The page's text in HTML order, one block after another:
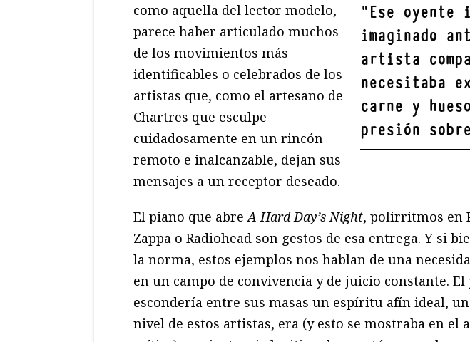
"Ese
imaginado
artista
necesitaba
carne y
presión
como aquella del lector modelo,
parece haber articulado muchos
de los movimientos más
identificables o celebrados de los
artistas que, como el artesano de
Chartres que esculpe
cuidadosamente en un rincón
remoto e inalcanzable, dejan sus
mensajes a un receptor deseado.
El piano que abre A Hard Day’s Night, polirritmos en
Zappa o Radiohead son gestos de esa entrega. Y si
la norma, estos ejemplos nos hablan de una
en un campo de convivencia y de juicio constante.
escondería entre sus masas un espíritu afín ideal, un
nivel de estos artistas, era (y esto se mostraba en el